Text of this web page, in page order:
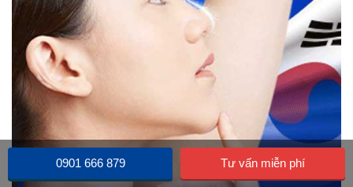
0901 666 879 Tư vấn miễn phí